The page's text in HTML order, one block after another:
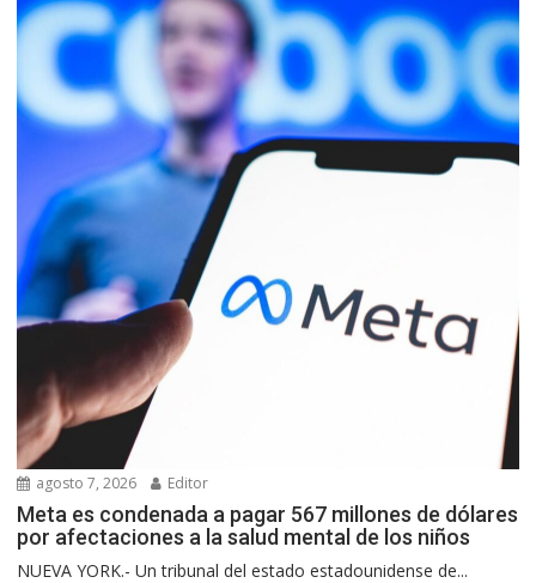
agosto 7, 2026 Editor
Meta es condenada a pagar 567 millones de dólares
por afectaciones a la salud mental de los niños
NUEVA YORK.- Un tribunal del estado estadounidense de...